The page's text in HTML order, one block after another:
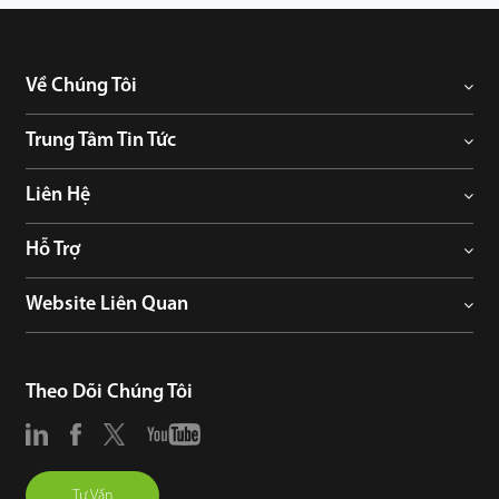
Về Chúng Tôi
Trung Tâm Tin Tức
Liên Hệ
Hỗ Trợ
Website Liên Quan
Theo Dõi Chúng Tôi